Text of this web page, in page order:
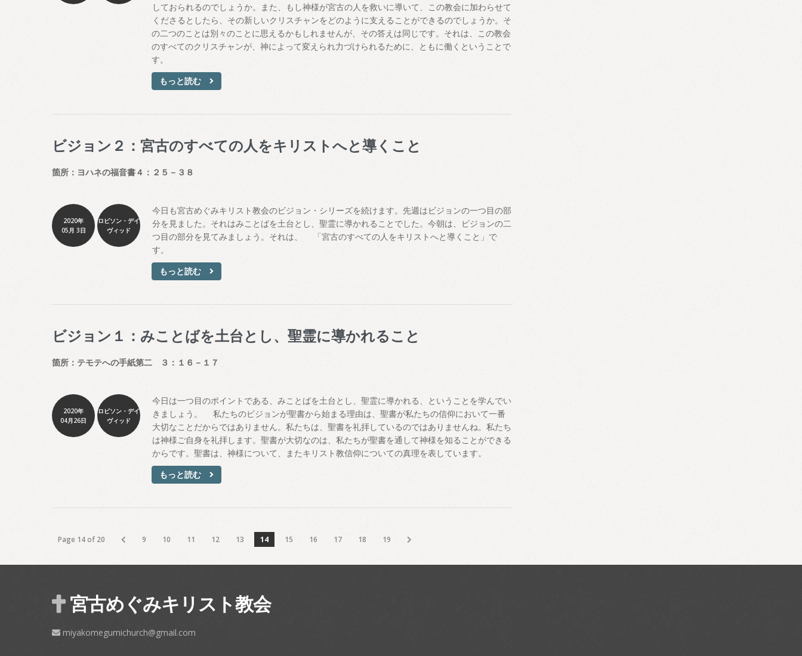
しておられるのでしょうか。また、もし神様が宮古の人を救いに導いて、この教会に加わらせて
くださるとしたら、その新しいクリスチャンをどのように支えることができるのでしょうか。そ
の二つのことは別々のことに思えるかもしれませんが、その答えは同じです。それは、この教会
のすべてのクリスチャンが、神によって変えられ力づけられるために、ともに働くということで
す。
もっと読む
ビジョン２：宮古のすべての人をキリストへと導くこと
箇所：ヨハネの福音書４：２５－３８
2020年
05月 3日
ロビソン・デイ
ヴィッド
今日も宮古めぐみキリスト教会のビジョン・シリーズを続けます。先週はビジョンの一つ目の部
分を見ました。それはみことばを土台とし、聖霊に導かれることでした。今朝は、ビジョンの二
つ目の部分を見てみましょう。それは、 「宮古のすべての人をキリストへと導くこと」で
す。
もっと読む
ビジョン１：みことばを土台とし、聖霊に導かれること
箇所：テモテへの手紙第二 ３：１６－１７
2020年
04月26日
ロビソン・デイ
ヴィッド
今日は一つ目のポイントである、みことばを土台とし、聖霊に導かれる、ということを学んでい
きましょう。 私たちのビジョンが聖書から始まる理由は、聖書が私たちの信仰において一番
大切なことだからではありません。私たちは、聖書を礼拝しているのではありませんね。私たち
は神様ご自身を礼拝します。聖書が大切なのは、私たちが聖書を通して神様を知ることができる
からです。聖書は、神様について、またキリスト教信仰についての真理を表しています。
もっと読む
Page 14 of 20 9 10 11 12 13 14 15 16 17 18 19
宮古めぐみキリスト教会
miyakomegumichurch@gmail.com